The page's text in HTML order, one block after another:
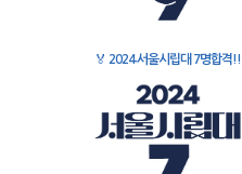
🏅 2024 서울시립대 7명합격!!